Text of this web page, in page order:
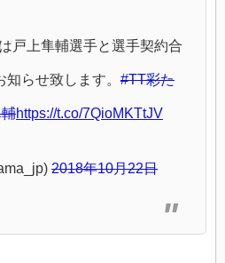
戸上隼輔選手と選手契約合
らせ致します。 #TT彩た
https://t.co/7QioMKTtJV
2018年10月22日